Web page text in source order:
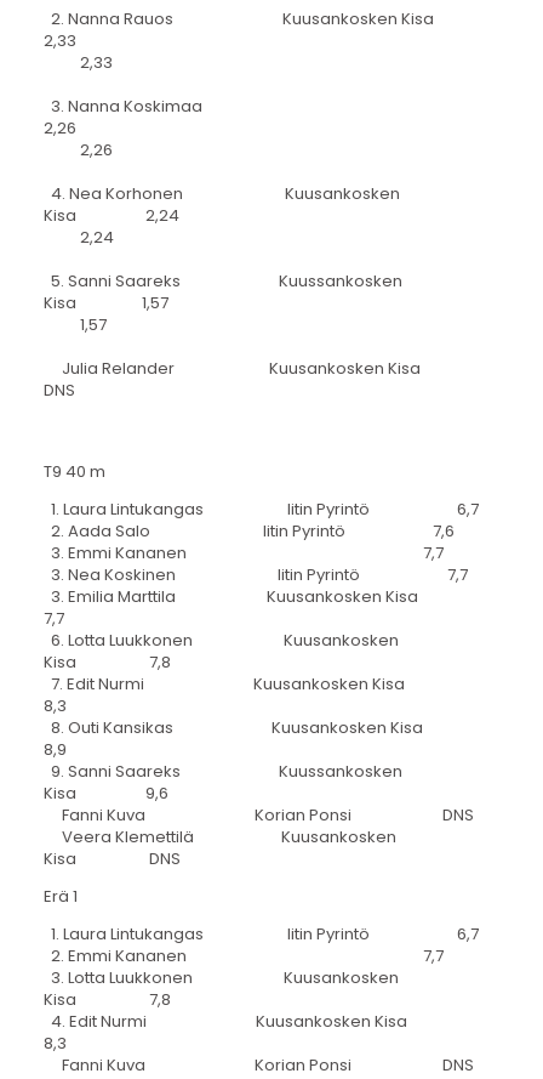
2. Nanna Rauos Kuusankosken Kisa
2,33
2,33
3. Nanna Koskimaa
2,26
2,26
4. Nea Korhonen Kuusankosken
Kisa 2,24
2,24
5. Sanni Saareks Kuussankosken
Kisa 1,57
1,57
Julia Relander Kuusankosken Kisa
DNS
T9 40 m
1. Laura Lintukangas Iitin Pyrintö 6,7
2. Aada Salo Iitin Pyrintö 7,6
3. Emmi Kananen 7,7
3. Nea Koskinen Iitin Pyrintö 7,7
3. Emilia Marttila Kuusankosken Kisa
7,7
6. Lotta Luukkonen Kuusankosken
Kisa 7,8
7. Edit Nurmi Kuusankosken Kisa
8,3
8. Outi Kansikas Kuusankosken Kisa
8,9
9. Sanni Saareks Kuussankosken
Kisa 9,6
Fanni Kuva Korian Ponsi DNS
Veera Klemettilä Kuusankosken
Kisa DNS
Erä 1
1. Laura Lintukangas Iitin Pyrintö 6,7
2. Emmi Kananen 7,7
3. Lotta Luukkonen Kuusankosken
Kisa 7,8
4. Edit Nurmi Kuusankosken Kisa
8,3
Fanni Kuva Korian Ponsi DNS